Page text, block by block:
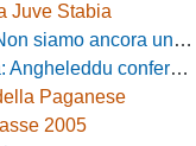
Juve Stabia
ora serve tirare una riga!»
panchina, in attacco arriva Loru
Paganese
2005